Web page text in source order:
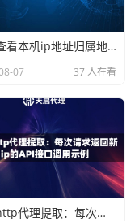
形成技术壁垒：
系统，既保障了资
静态IP两种方案：
而长效静态IP则针
企业可根据业务周期
如何查看本机ip地址归属地？使用命令行和网页查询的两种方式
07 37 人在看
动态http代理提取：每次请求返回新ip的API接口调用示例